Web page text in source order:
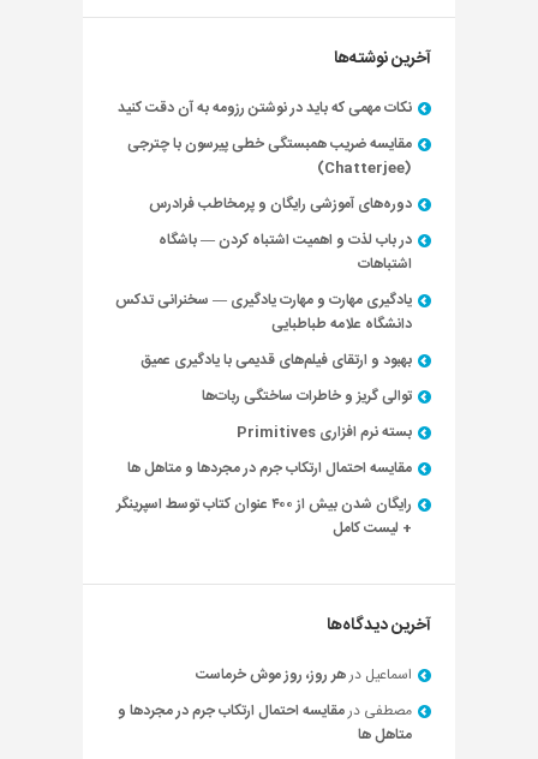
آخرین نوشته‌ها
نکات مهمی که باید در نوشتن رزومه به آن دقت کنید
مقایسه ضریب همبستگی خطی پیرسون با چترجی
(Chatterjee)
دوره‌های آموزشی رایگان و پرمخاطب فرادرس
در باب لذت و اهمیت اشتباه کردن — باشگاه
اشتباهات
یادگیری مهارت و مهارت یادگیری — سخنرانی تدکس
دانشگاه علامه طباطبایی
بهبود و ارتقای فیلم‌های قدیمی با یادگیری عمیق
توالی گریز و خاطرات ساختگی ربات‌ها
بسته نرم افزاری Primitives
مقایسه احتمال ارتکاب جرم در مجردها و متاهل ها
رایگان شدن بیش از ۴۰۰ عنوان کتاب توسط اسپرینگر
+ لیست کامل
آخرین دیدگاه‌ها
اسماعیل درهر روز، روز موش خرماست
مصطفی درمقایسه احتمال ارتکاب جرم در مجردها و
متاهل ها